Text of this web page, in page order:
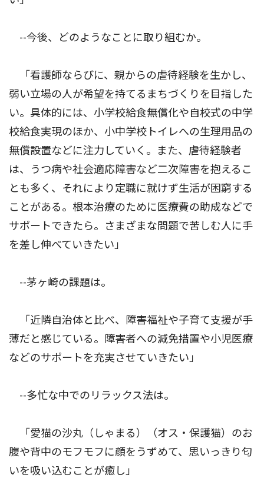
--今後、どのようなことに取り組むか。
「看護師ならびに、親からの虐待経験を生かし、
弱い立場の人が希望を持てるまちづくりを目指した
い。具体的には、小学校給食無償化や自校式の中学
校給食実現のほか、小中学校トイレへの生理用品の
無償設置などに注力していく。また、虐待経験者
は、うつ病や社会適応障害など二次障害を抱えるこ
とも多く、それにより定職に就けず生活が困窮する
ことがある。根本治療のために医療費の助成などで
サポートできたら。さまざまな問題で苦しむ人に手
を差し伸べていきたい」
--茅ヶ崎の課題は。
「近隣自治体と比べ、障害福祉や子育て支援が手
薄だと感じている。障害者への減免措置や小児医療
などのサポートを充実させていきたい」
--多忙な中でのリラックス法は。
「愛猫の沙丸（しゃまる）（オス・保護猫）のお
腹や背中のモフモフに顔をうずめて、思いっきり匂
いを吸い込むことが癒し」